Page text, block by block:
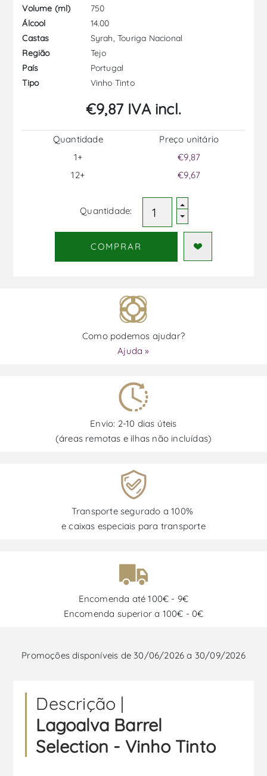
Volume (ml)
750
Álcool
14.00
Castas
Syrah, Touriga Nacional
Região
Tejo
País
Portugal
Tipo
Vinho Tinto
€9,87 IVA incl.
Quantidade
1+
12+
Preço unitário
€9,87
€9,67
Quantidade:
COMPRAR
Como podemos ajudar?
Ajuda »
Envio: 2-10 dias úteis
(áreas remotas e ilhas não incluídas)
Transporte segurado a 100%
e caixas especiais para transporte
Encomenda até 100€ - 9€
Encomenda superior a 100€ - 0€
Promoções disponíveis de 30/06/2026 a 30/09/2026
Descrição |
Lagoalva Barrel
Selection - Vinho Tinto